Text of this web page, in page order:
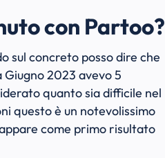
con Partoo?
sul concreto posso dire che
2023 avevo 5
quanto sia difficile nel
questo è un notevolissimo
come primo risultato